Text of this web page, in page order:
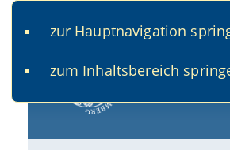
zur Hauptnavigation
zum Inhaltsbereich